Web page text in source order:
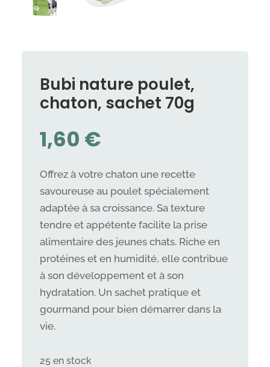
Bubi nature poulet,
chaton, sachet 70g
1,60 €
Offrez à votre chaton une recette
savoureuse au poulet spécialement
adaptée à sa croissance. Sa texture
tendre et appétente facilite la prise
alimentaire des jeunes chats. Riche en
protéines et en humidité, elle contribue
à son développement et à son
hydratation. Un sachet pratique et
gourmand pour bien démarrer dans la
vie.
25 en stock